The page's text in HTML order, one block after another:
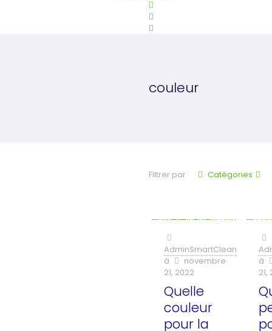
couleur
Filtrer par Catégories
AdminSmartClean
à
novembre
21, 2022
Quelle
couleur
pour la
à
21,